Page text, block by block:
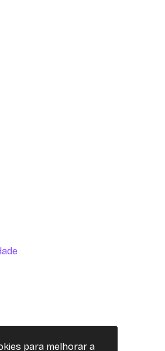
para melhorar a